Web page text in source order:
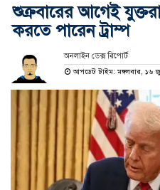
শুক্রবারের আগেই
করতে পারেন ট্রাম্প
অনলাইন ডেক্স রিপোর্ট
আপডেট টাইম: মঙ্গলবার, ১৬